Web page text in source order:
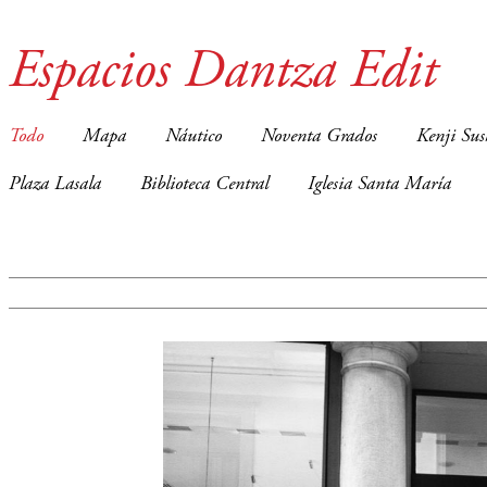
Espacios Dantza Edit
Todo Mapa Náutico Noventa Grados Kenji
Plaza Lasala Biblioteca Central Iglesia Santa María